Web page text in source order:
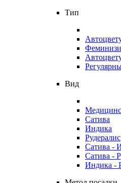
Тип
Вид
Сатива
Индика
Рудералис
Сатива -
Сатива -
Индика -